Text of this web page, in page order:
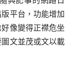
平台，功能增加
像變得正襟危坐
文並茂或文以載